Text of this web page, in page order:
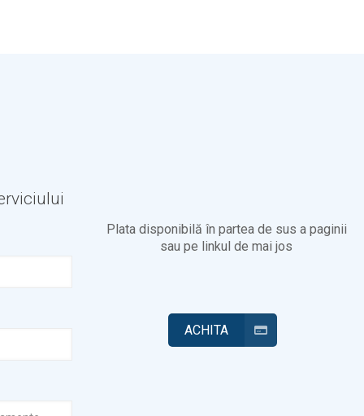
Plata disponibilă în partea de sus a paginii
sau pe linkul de mai jos
ACHITA